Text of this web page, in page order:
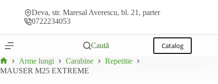
Deva, str. Maresal Averescu, bl. 21, parter
0722234053
Caută Catalog
Prima
Arme lungi Carabine
Repetitie
MAUSER M25 EXTREME